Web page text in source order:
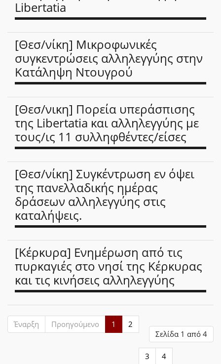
Libertatia
[Θεσ/νίκη] Μικροφωνικές
συγκεντρώσεις αλληλεγγύης στην
Κατάληψη Ντουγρού
[Θεσ/νικη] Πορεία υπεράσπισης
της Libertatia και αλληλεγγύης με
τους/ις 11 συλληφθέντες/είσες
[Θεσ/νίκη] Συγκέντρωση εν όψει
της πανελλαδικής ημέρας
δράσεων αλληλεγγύης στις
καταλήψεις.
[Κέρκυρα] Ενημέρωση από τις
πυρκαγιές στο νησί της Κέρκυρας
και τις κινήσεις αλληλεγγύης
Σελίδα 1 από 4
Έναρξη Προηγούμενο 1 2
3 4